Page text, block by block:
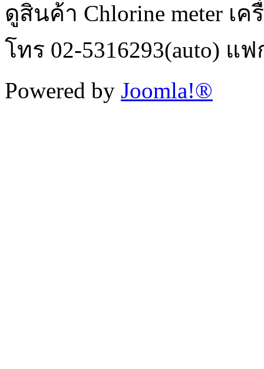
ดูสินค้า Chlorine meter
โทร 02-5316293(auto) แฟ
Powered by Joomla!®